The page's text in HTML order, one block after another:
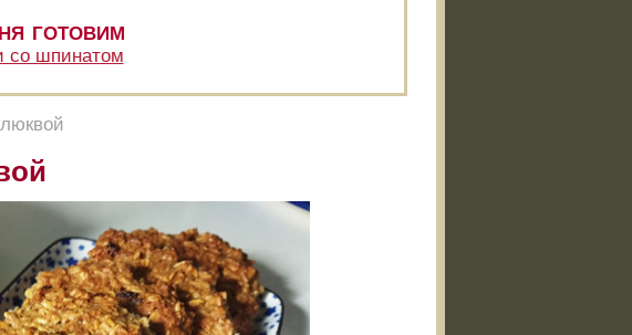
готовим
со шпинатом